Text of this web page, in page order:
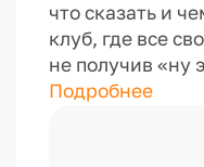
что сказать и
клуб, где все
не получив «ну
Подробнее